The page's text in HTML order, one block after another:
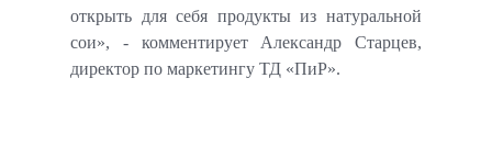
открыть для себя продукты из натуральной
сои», - комментирует Александр Старцев,
директор по маркетингу ТД «ПиР».